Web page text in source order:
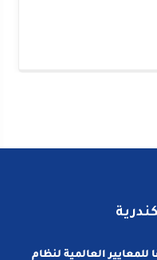
العالمية لنظام